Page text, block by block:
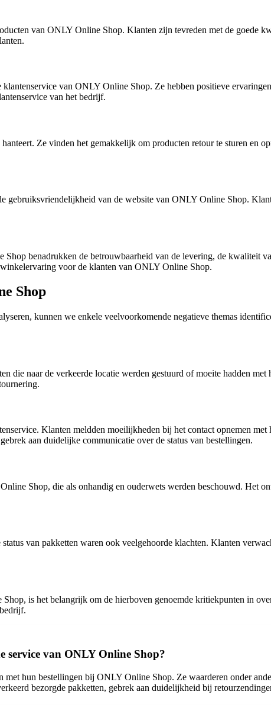
van ONLY Online Shop. Klanten zijn tevreden met de goede
van ONLY Online Shop. Ze hebben positieve
van het bedrijf.
Ze vinden het gemakkelijk om producten retour te sturen en
gebruiksvriendelijkheid van de website van ONLY Online Shop.
benadrukken de betrouwbaarheid van de levering, de kwaliteit
voor de klanten van ONLY Online Shop.
Shop
kunnen we enkele veelvoorkomende negatieve themas
die naar de verkeerde locatie werden gestuurd of moeite hadden
Klanten meldden moeilijkheden bij het contact opnemen
aan duidelijke communicatie over de status van bestellingen.
Shop, die als onhandig en ouderwets werden beschouwd. Het
van pakketten waren ook veelgehoorde klachten. Klanten
is het belangrijk om de hierboven genoemde kritiekpunten in
service van ONLY Online Shop?
hun bestellingen bij ONLY Online Shop. Ze waarderen onder
bezorgde pakketten, gebrek aan duidelijkheid bij